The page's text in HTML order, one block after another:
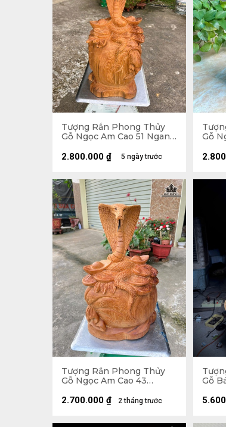
Tượng Rắn Phong Thủy
Gỗ Ngọc Am Cao 51 Ngang
5 ngày trước
2.800.000 ₫
Gỗ
Tượng Rắn Phong Thủy
Gỗ Ngọc Am Cao 43
2 tháng trước
2.700.000 ₫
Gỗ